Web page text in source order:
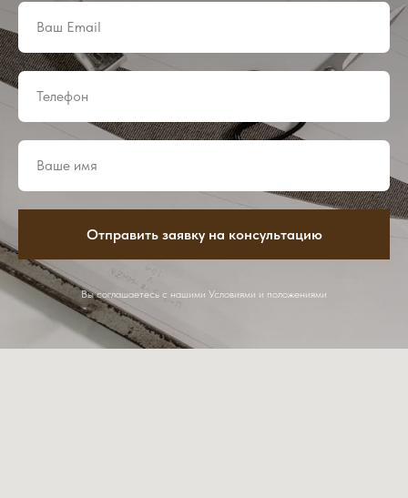
Отправить заявку на консультацию
Вы соглашаетесь с нашими Условиями и положениями